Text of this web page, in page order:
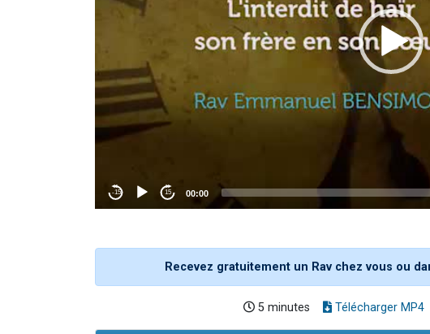
Recevez gratuitement un Rav chez vous ou
5 minutes Télécharger MP4